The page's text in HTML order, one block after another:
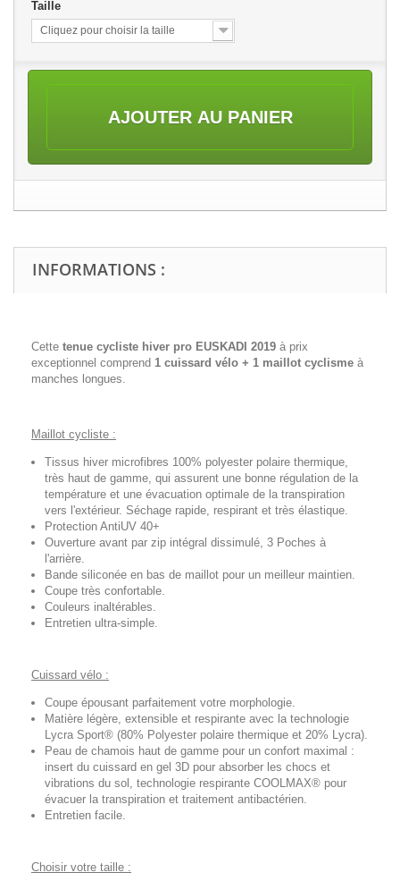
Taille
Cliquez pour choisir la taille
AJOUTER AU PANIER
INFORMATIONS :
Cette tenue cycliste hiver pro EUSKADI 2019 à prix
exceptionnel comprend 1 cuissard vélo + 1 maillot cyclisme à
manches longues.
Maillot cycliste :
Tissus hiver microfibres 100% polyester polaire thermique,
très haut de gamme, qui assurent une bonne régulation de la
température et une évacuation optimale de la transpiration
vers l'extérieur. Séchage rapide, respirant et très élastique.
Protection AntiUV 40+
Ouverture avant par zip intégral dissimulé, 3 Poches à
l'arrière.
Bande siliconée en bas de maillot pour un meilleur maintien.
Coupe très confortable.
Couleurs inaltérables.
Entretien ultra-simple.
Cuissard vélo :
Coupe épousant parfaitement votre morphologie.
Matière légère, extensible et respirante avec la technologie
Lycra Sport® (80% Polyester polaire thermique et 20% Lycra).
Peau de chamois haut de gamme pour un confort maximal :
insert du cuissard en gel 3D pour absorber les chocs et
vibrations du sol, technologie respirante COOLMAX® pour
évacuer la transpiration et traitement antibactérien.
Entretien facile.
Choisir votre taille :